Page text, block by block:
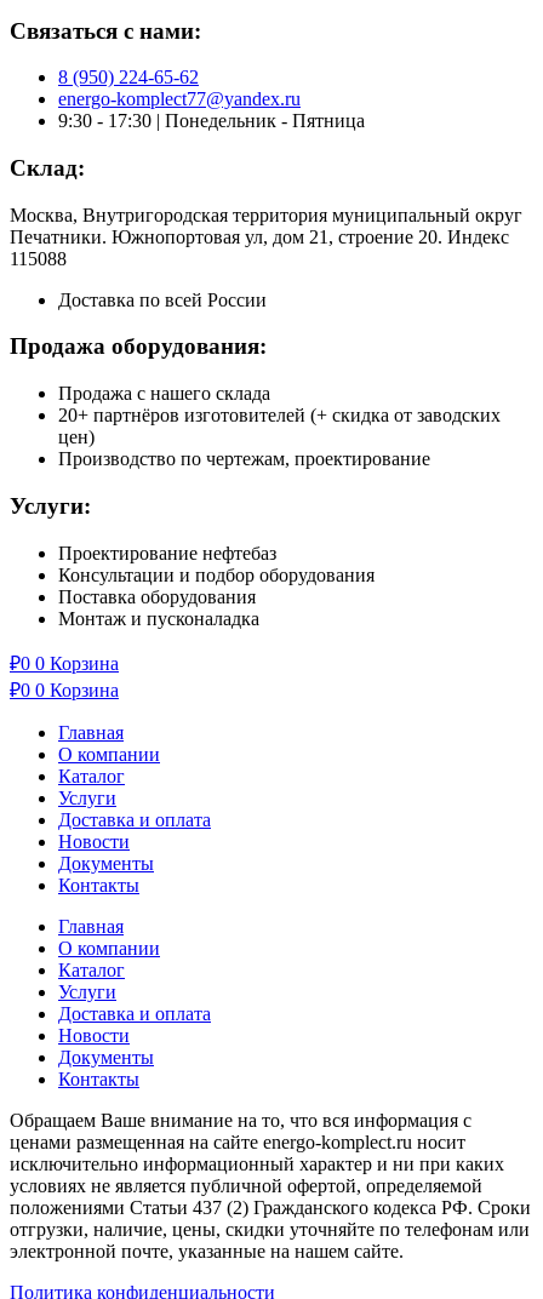
Связаться с нами:
8 (950) 224-65-62
energo-komplect77@yandex.ru
9:30 - 17:30 | Понедельник - Пятница
Склад:
Москва, Внутригородская территория муниципальный округ
Печатники. Южнопортовая ул, дом 21, строение 20. Индекс
115088
Доставка по всей России
Продажа оборудования:
Продажа с нашего склада
20+ партнёров изготовителей (+ скидка от заводских
цен)
Производство по чертежам, проектирование
Услуги:
Проектирование нефтебаз
Консультации и подбор оборудования
Поставка оборудования
Монтаж и пусконаладка
₽0 0 Корзина
₽0 0 Корзина
Главная
О компании
Каталог
Услуги
Доставка и оплата
Новости
Документы
Контакты
Главная
О компании
Каталог
Услуги
Доставка и оплата
Новости
Документы
Контакты
Обращаем Ваше внимание на то, что вся информация с
ценами размещенная на сайте energo-komplect.ru носит
исключительно информационный характер и ни при каких
условиях не является публичной офертой, определяемой
положениями Статьи 437 (2) Гражданского кодекса РФ. Сроки
отгрузки, наличие, цены, скидки уточняйте по телефонам или
электронной почте, указанные на нашем сайте.
Политика конфиденциальности